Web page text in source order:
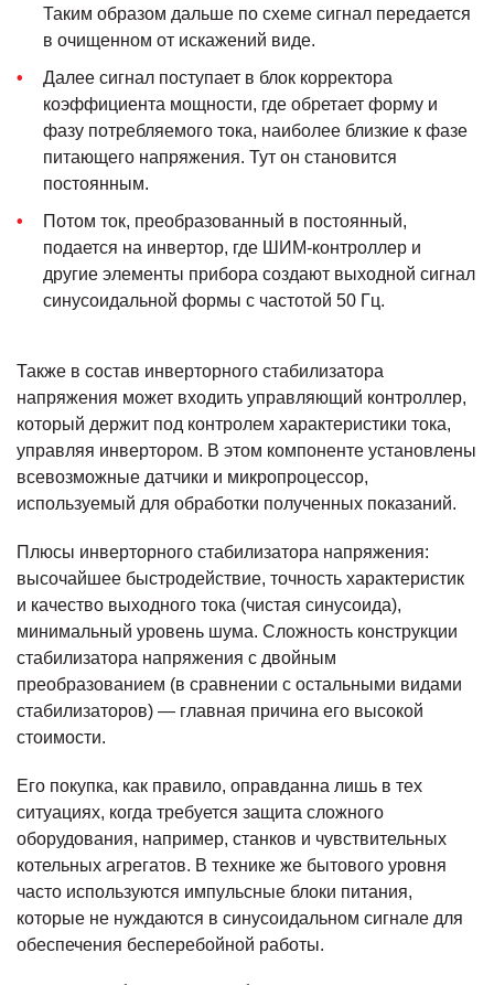
Таким образом дальше по схеме сигнал передается
в очищенном от искажений виде.
Далее сигнал поступает в блок корректора
коэффициента мощности, где обретает форму и
фазу потребляемого тока, наиболее близкие к фазе
питающего напряжения. Тут он становится
постоянным.
Потом ток, преобразованный в постоянный,
подается на инвертор, где ШИМ-контроллер и
другие элементы прибора создают выходной сигнал
синусоидальной формы с частотой 50 Гц.
Также в состав инверторного стабилизатора
напряжения может входить управляющий контроллер,
который держит под контролем характеристики тока,
управляя инвертором. В этом компоненте установлены
всевозможные датчики и микропроцессор,
используемый для обработки полученных показаний.
Плюсы инверторного стабилизатора напряжения:
высочайшее быстродействие, точность характеристик
и качество выходного тока (чистая синусоида),
минимальный уровень шума. Сложность конструкции
стабилизатора напряжения с двойным
преобразованием (в сравнении с остальными видами
стабилизаторов) — главная причина его высокой
стоимости.
Его покупка, как правило, оправданна лишь в тех
ситуациях, когда требуется защита сложного
оборудования, например, станков и чувствительных
котельных агрегатов. В технике же бытового уровня
часто используются импульсные блоки питания,
которые не нуждаются в синусоидальном сигнале для
обеспечения бесперебойной работы.